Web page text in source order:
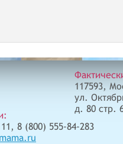
8 (800) 555-84-283
117593,
ул.
д. 80 стр.